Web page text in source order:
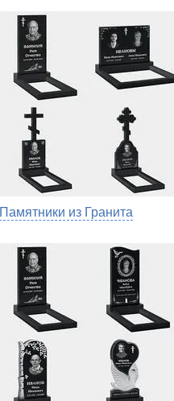
Памятники из Гранита